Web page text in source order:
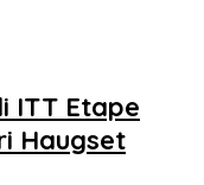
ITT Etape
Haugset